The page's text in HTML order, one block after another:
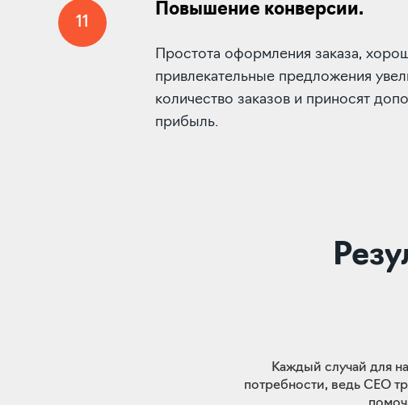
11
Повышение конверсии.
Простота оформления заказа,
привлекательные предложения
количество заказов и приносят
прибыль.
Каждый случай для
потребности, ведь СЕО